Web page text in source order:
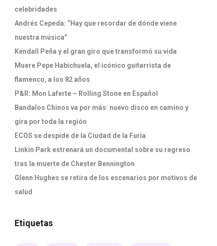
celebridades
Andrés Cepeda: “Hay que recordar de dónde viene
nuestra música”
Kendall Peña y el gran giro que transformó su vida
Muere Pepe Habichuela, el icónico guitarrista de
flamenco, a los 82 años
P&R: Mon Laferte – Rolling Stone en Español
Bandalos Chinos va por más: nuevo disco en camino y
gira por toda la región
ECOS se despide de la Ciudad de la Furia
Linkin Park estrenará un documental sobre su regreso
tras la muerte de Chester Bennington
Glenn Hughes se retira de los escenarios por motivos de
salud
Etiquetas